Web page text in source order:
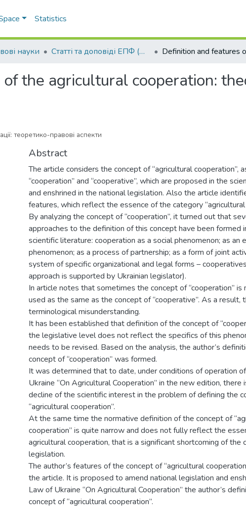
Statistics
науки Статті та доповіді ЕПФ (Правові науки)
the agricultural cooperation:
теоретико-правові аспекти
Abstract
The article considers the concept of “agricultural cooperation”,
“cooperation” and “cooperative”, which are proposed in the
and enshrined in the national legislation. Also the article
features, which reflect the essence of the category “agricultural
By analyzing the concept of “cooperation”, it turned out that
approaches to the definition of this concept have been formed
scientific literature: cooperation as a social phenomenon; as an
phenomenon; as a process of partnership; as a form of joint
system of specific organizational and legal forms –
approach is supported by Ukrainian legislator).
In article notes that sometimes the concept of “cooperation” is
used as the same as the concept of “cooperative”. As a result,
terminological misunderstanding.
It has been established that definition of the concept of
the legislative level does not reflect the specifics of this
needs to be revised. Based on the analysis, the author’s
concept of “cooperation” was formed.
It was determined that to date, under conditions of operation
Ukraine “On Agricultural Cooperation” in the new edition, there
decline of the scientific interest in the problem of defining the
“agricultural cooperation”.
At the same time the normative definition of the concept of
cooperation” is quite narrow and does not fully reflect the
agricultural cooperation, that is a significant shortcoming of the
legislation.
The author’s features of the concept of “agricultural
the article. It is proposed to amend national legislation and
Law of Ukraine “On Agricultural Cooperation” the author’s